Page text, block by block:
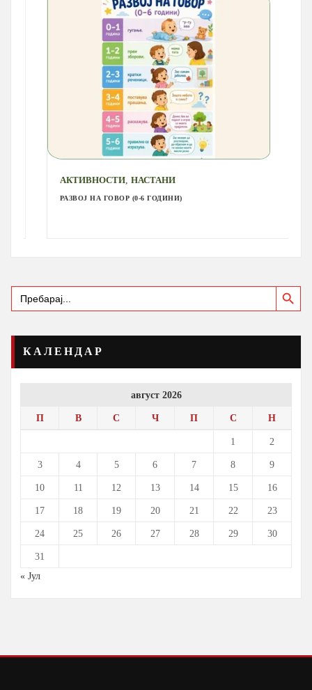
АКТИВНОСТИ,НАСТАНИ
РАЗВОЈ НА ГОВОР (0-6 ГОДИНИ)
Search
for:
Search Button
КАЛЕНДАР
август 2026
П В С Ч П С Н
1 2
3 4 5 6 7 8 9
10 11 12 13 14 15 16
17 18 19 20 21 22 23
24 25 26 27 28 29 30
31
« Јул